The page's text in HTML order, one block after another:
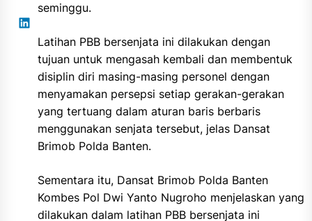
seminggu.
Latihan PBB bersenjata ini dilakukan dengan
tujuan untuk mengasah kembali dan membentuk
disiplin diri masing-masing personel dengan
menyamakan persepsi setiap gerakan-gerakan
yang tertuang dalam aturan baris berbaris
menggunakan senjata tersebut, jelas Dansat
Brimob Polda Banten.
Sementara itu, Dansat Brimob Polda Banten
Kombes Pol Dwi Yanto Nugroho menjelaskan yang
dilakukan dalam latihan PBB bersenjata ini